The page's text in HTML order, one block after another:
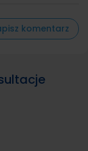
komentarz